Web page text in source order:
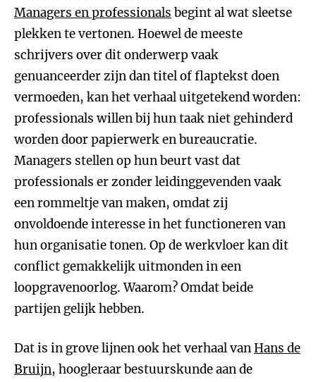
Managers en professionals begint al wat sleetse
plekken te vertonen. Hoewel de meeste
schrijvers over dit onderwerp vaak
genuanceerder zijn dan titel of flaptekst doen
vermoeden, kan het verhaal uitgetekend worden:
professionals willen bij hun taak niet gehinderd
worden door papierwerk en bureaucratie.
Managers stellen op hun beurt vast dat
professionals er zonder leidinggevenden vaak
een rommeltje van maken, omdat zij
onvoldoende interesse in het functioneren van
hun organisatie tonen. Op de werkvloer kan dit
conflict gemakkelijk uitmonden in een
loopgravenoorlog. Waarom? Omdat beide
partijen gelijk hebben.
Dat is in grove lijnen ook het verhaal vanHans de
Bruijn, hoogleraar bestuurskunde aan de